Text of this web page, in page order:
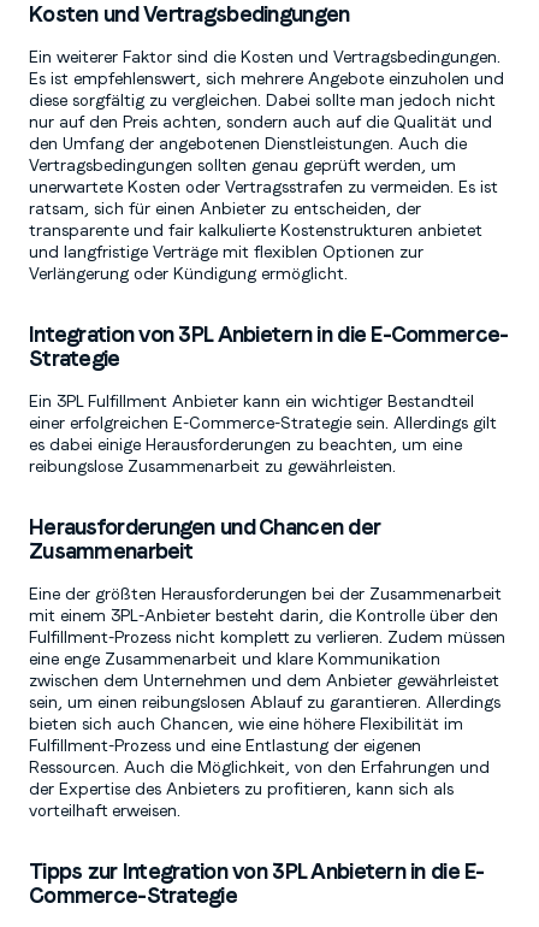
Kosten und Vertragsbedingungen
Ein weiterer Faktor sind die Kosten und Vertragsbedingungen.
Es ist empfehlenswert, sich mehrere Angebote einzuholen und
diese sorgfältig zu vergleichen. Dabei sollte man jedoch nicht
nur auf den Preis achten, sondern auch auf die Qualität und
den Umfang der angebotenen Dienstleistungen. Auch die
Vertragsbedingungen sollten genau geprüft werden, um
unerwartete Kosten oder Vertragsstrafen zu vermeiden. Es ist
ratsam, sich für einen Anbieter zu entscheiden, der
transparente und fair kalkulierte Kostenstrukturen anbietet
und langfristige Verträge mit flexiblen Optionen zur
Verlängerung oder Kündigung ermöglicht.
Integration von 3PL Anbietern in die E-Commerce-
Strategie
Ein 3PL Fulfillment Anbieter kann ein wichtiger Bestandteil
einer erfolgreichen E-Commerce-Strategie sein. Allerdings gilt
es dabei einige Herausforderungen zu beachten, um eine
reibungslose Zusammenarbeit zu gewährleisten.
Herausforderungen und Chancen der
Zusammenarbeit
Eine der größten Herausforderungen bei der Zusammenarbeit
mit einem 3PL-Anbieter besteht darin, die Kontrolle über den
Fulfillment-Prozess nicht komplett zu verlieren. Zudem müssen
eine enge Zusammenarbeit und klare Kommunikation
zwischen dem Unternehmen und dem Anbieter gewährleistet
sein, um einen reibungslosen Ablauf zu garantieren. Allerdings
bieten sich auch Chancen, wie eine höhere Flexibilität im
Fulfillment-Prozess und eine Entlastung der eigenen
Ressourcen. Auch die Möglichkeit, von den Erfahrungen und
der Expertise des Anbieters zu profitieren, kann sich als
vorteilhaft erweisen.
Tipps zur Integration von 3PL Anbietern in die E-
Commerce-Strategie